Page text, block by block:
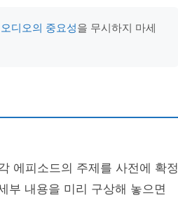
오디오의 중요성을 무시하지 마세
에피소드의 주제를 사전에 확정
부 내용을 미리 구상해 놓으면